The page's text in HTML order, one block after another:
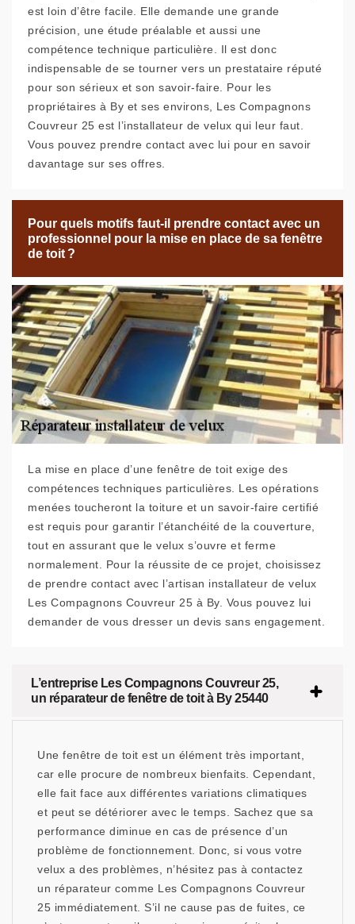
est loin d’être facile. Elle demande une grande
précision, une étude préalable et aussi une
compétence technique particulière. Il est donc
indispensable de se tourner vers un prestataire réputé
pour son sérieux et son savoir-faire. Pour les
propriétaires à By et ses environs, Les Compagnons
Couvreur 25 est l’installateur de velux qui leur faut.
Vous pouvez prendre contact avec lui pour en savoir
davantage sur ses offres.
Pour quels motifs faut-il prendre contact avec un
professionnel pour la mise en place de sa fenêtre
de toit ?
La mise en place d’une fenêtre de toit exige des
compétences techniques particulières. Les opérations
menées toucheront la toiture et un savoir-faire certifié
est requis pour garantir l’étanchéité de la couverture,
tout en assurant que le velux s’ouvre et ferme
normalement. Pour la réussite de ce projet, choisissez
de prendre contact avec l’artisan installateur de velux
Les Compagnons Couvreur 25 à By. Vous pouvez lui
demander de vous dresser un devis sans engagement.
L’entreprise Les Compagnons Couvreur 25,
un réparateur de fenêtre de toit à By 25440
Une fenêtre de toit est un élément très important,
car elle procure de nombreux bienfaits. Cependant,
elle fait face aux différentes variations climatiques
et peut se détériorer avec le temps. Sachez que sa
performance diminue en cas de présence d’un
problème de fonctionnement. Donc, si vous votre
velux a des problèmes, n’hésitez pas à contactez
un réparateur comme Les Compagnons Couvreur
25 immédiatement. S’il ne cause pas de fuites, ce